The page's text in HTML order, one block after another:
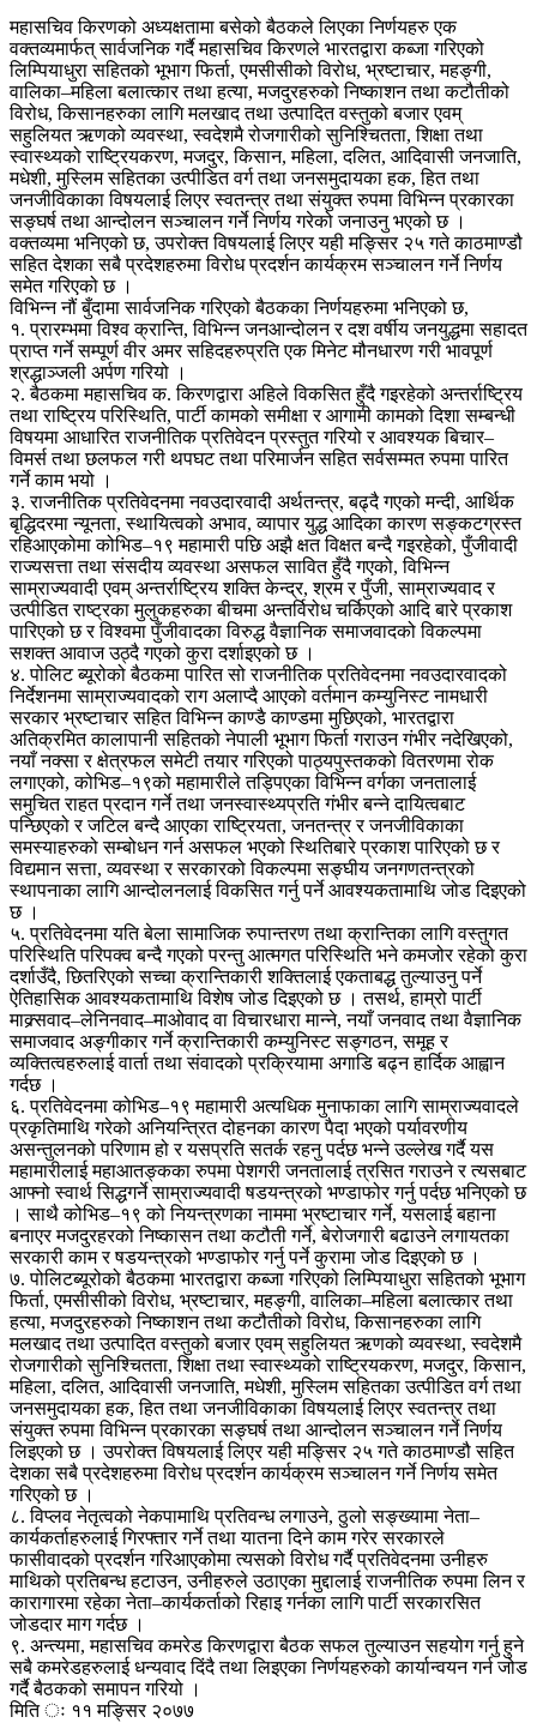
महासचिव किरणको अध्यक्षतामा बसेको बैठकले लिएका निर्णयहरु एक
वक्तव्यमार्फत् सार्वजनिक गर्दै महासचिव किरणले भारतद्वारा कब्जा गरिएको
लिम्पियाधुरा सहितको भूभाग फिर्ता, एमसीसीको विरोध, भ्रष्टाचार, महङ्गी,
वालिका–महिला बलात्कार तथा हत्या, मजदुरहरुको निष्काशन तथा कटौतीको
विरोध, किसानहरुका लागि मलखाद तथा उत्पादित वस्तुको बजार एवम्
सहुलियत ऋणको व्यवस्था, स्वदेशमै रोजगारीको सुनिश्चितता, शिक्षा तथा
स्वास्थ्यको राष्ट्रियकरण, मजदुर, किसान, महिला, दलित, आदिवासी जनजाति,
मधेशी, मुस्लिम सहितका उत्पीडित वर्ग तथा जनसमुदायका हक, हित तथा
जनजीविकाका विषयलाई लिएर स्वतन्त्र तथा संयुक्त रुपमा विभिन्न प्रकारका
सङ्घर्ष तथा आन्दोलन सञ्चालन गर्ने निर्णय गरेको जनाउनु भएको छ ।
वक्तव्यमा भनिएको छ, उपरोक्त विषयलाई लिएर यही मङ्सिर २५ गते काठमाण्डौ
सहित देशका सबै प्रदेशहरुमा विरोध प्रदर्शन कार्यक्रम सञ्चालन गर्ने निर्णय
समेत गरिएको छ ।
विभिन्न नौं बुँदामा सार्वजनिक गरिएको बैठकका निर्णयहरुमा भनिएको छ,
१. प्रारम्भमा विश्व क्रान्ति, विभिन्न जनआन्दोलन र दश वर्षीय जनयुद्धमा सहादत
प्राप्त गर्ने सम्पूर्ण वीर अमर सहिदहरुप्रति एक मिनेट मौनधारण गरी भावपूर्ण
श्रद्धाञ्जली अर्पण गरियो ।
२. बैठकमा महासचिव क. किरणद्वारा अहिले विकसित हुँदै गइरहेको अन्तर्राष्ट्रिय
तथा राष्ट्रिय परिस्थिति, पार्टी कामको समीक्षा र आगामी कामको दिशा सम्बन्धी
विषयमा आधारित राजनीतिक प्रतिवेदन प्रस्तुत गरियो र आवश्यक बिचार–
विमर्स तथा छलफल गरी थपघट तथा परिमार्जन सहित सर्वसम्मत रुपमा पारित
गर्ने काम भयो ।
३. राजनीतिक प्रतिवेदनमा नवउदारवादी अर्थतन्त्र, बढ्दै गएको मन्दी, आर्थिक
बृद्धिदरमा न्यूनता, स्थायित्वको अभाव, व्यापार युद्ध आदिका कारण सङ्कटग्रस्त
रहिआएकोमा कोभिड–१९ महामारी पछि अझै क्षत विक्षत बन्दै गइरहेको, पुँजीवादी
राज्यसत्ता तथा संसदीय व्यवस्था असफल सावित हुँदै गएको, विभिन्न
साम्राज्यवादी एवम् अन्तर्राष्ट्रिय शक्ति केन्द्र, श्रम र पुँजी, साम्राज्यवाद र
उत्पीडित राष्ट्रका मुलुकहरुका बीचमा अन्तर्विरोध चर्किएको आदि बारे प्रकाश
पारिएको छ र विश्वमा पुँजीवादका विरुद्ध वैज्ञानिक समाजवादको विकल्पमा
सशक्त आवाज उठ्दै गएको कुरा दर्शाइएको छ ।
४. पोलिट ब्यूरोको बैठकमा पारित सो राजनीतिक प्रतिवेदनमा नवउदारवादको
निर्देशनमा साम्राज्यवादको राग अलाप्दै आएको वर्तमान कम्युनिस्ट नामधारी
सरकार भ्रष्टाचार सहित विभिन्न काण्डै काण्डमा मुछिएको, भारतद्वारा
अतिक्रमित कालापानी सहितको नेपाली भूभाग फिर्ता गराउन गंभीर नदेखिएको,
नयाँ नक्सा र क्षेत्रफल समेटी तयार गरिएको पाठ्यपुस्तकको वितरणमा रोक
लगाएको, कोभिड–१९को महामारीले तड्पिएका विभिन्न वर्गका जनतालाई
समुचित राहत प्रदान गर्ने तथा जनस्वास्थ्यप्रति गंभीर बन्ने दायित्वबाट
पन्छिएको र जटिल बन्दै आएका राष्ट्रियता, जनतन्त्र र जनजीविकाका
समस्याहरुको सम्बोधन गर्न असफल भएको स्थितिबारे प्रकाश पारिएको छ र
विद्यमान सत्ता, व्यवस्था र सरकारको विकल्पमा सङ्घीय जनगणतन्त्रको
स्थापनाका लागि आन्दोलनलाई विकसित गर्नु पर्ने आवश्यकतामाथि जोड दिइएको
छ ।
५. प्रतिवेदनमा यति बेला सामाजिक रुपान्तरण तथा क्रान्तिका लागि वस्तुगत
परिस्थिति परिपक्व बन्दै गएको परन्तु आत्मगत परिस्थिति भने कमजोर रहेको कुरा
दर्शाउँदै, छितरिएको सच्चा क्रान्तिकारी शक्तिलाई एकताबद्ध तुल्याउनु पर्ने
ऐतिहासिक आवश्यकतामाथि विशेष जोड दिइएको छ । तसर्थ, हाम्रो पार्टी
माक्र्सवाद–लेनिनवाद–माओवाद वा विचारधारा मान्ने, नयाँ जनवाद तथा वैज्ञानिक
समाजवाद अङ्गीकार गर्ने क्रान्तिकारी कम्युनिस्ट सङ्गठन, समूह र
व्यक्तित्वहरुलाई वार्ता तथा संवादको प्रक्रियामा अगाडि बढ्न हार्दिक आह्वान
गर्दछ ।
६. प्रतिवेदनमा कोभिड–१९ महामारी अत्यधिक मुनाफाका लागि साम्राज्यवादले
प्रकृतिमाथि गरेको अनियन्त्रित दोहनका कारण पैदा भएको पर्यावरणीय
असन्तुलनको परिणाम हो र यसप्रति सतर्क रहनु पर्दछ भन्ने उल्लेख गर्दै यस
महामारीलाई महाआतङ्कका रुपमा पेशगरी जनतालाई त्रसित गराउने र त्यसबाट
आफ्नो स्वार्थ सिद्धगर्ने साम्राज्यवादी षडयन्त्रको भण्डाफोर गर्नु पर्दछ भनिएको छ
। साथै कोभिड–१९ को नियन्त्रणका नाममा भ्रष्टाचार गर्ने, यसलाई बहाना
बनाएर मजदुरहरको निष्कासन तथा कटौती गर्ने, बेरोजगारी बढाउने लगायतका
सरकारी काम र षडयन्त्रको भण्डाफोर गर्नु पर्ने कुरामा जोड दिइएको छ ।
७. पोलिटब्यूरोको बैठकमा भारतद्वारा कब्जा गरिएको लिम्पियाधुरा सहितको भूभाग
फिर्ता, एमसीसीको विरोध, भ्रष्टाचार, महङ्गी, वालिका–महिला बलात्कार तथा
हत्या, मजदुरहरुको निष्काशन तथा कटौतीको विरोध, किसानहरुका लागि
मलखाद तथा उत्पादित वस्तुको बजार एवम् सहुलियत ऋणको व्यवस्था, स्वदेशमै
रोजगारीको सुनिश्चितता, शिक्षा तथा स्वास्थ्यको राष्ट्रियकरण, मजदुर, किसान,
महिला, दलित, आदिवासी जनजाति, मधेशी, मुस्लिम सहितका उत्पीडित वर्ग तथा
जनसमुदायका हक, हित तथा जनजीविकाका विषयलाई लिएर स्वतन्त्र तथा
संयुक्त रुपमा विभिन्न प्रकारका सङ्घर्ष तथा आन्दोलन सञ्चालन गर्ने निर्णय
लिइएको छ । उपरोक्त विषयलाई लिएर यही मङ्सिर २५ गते काठमाण्डौ सहित
देशका सबै प्रदेशहरुमा विरोध प्रदर्शन कार्यक्रम सञ्चालन गर्ने निर्णय समेत
गरिएको छ ।
८. विप्लव नेतृत्वको नेकपामाथि प्रतिवन्ध लगाउने, ठुलो सङ्ख्यामा नेता–
कार्यकर्ताहरुलाई गिरफ्तार गर्ने तथा यातना दिने काम गरेर सरकारले
फासीवादको प्रदर्शन गरिआएकोमा त्यसको विरोध गर्दै प्रतिवेदनमा उनीहरु
माथिको प्रतिबन्ध हटाउन, उनीहरुले उठाएका मुद्दालाई राजनीतिक रुपमा लिन र
कारागारमा रहेका नेता–कार्यकर्ताको रिहाइ गर्नका लागि पार्टी सरकारसित
जोडदार माग गर्दछ ।
९. अन्त्यमा, महासचिव कमरेड किरणद्वारा बैठक सफल तुल्याउन सहयोग गर्नु हुने
सबै कमरेडहरुलाई धन्यवाद दिंदै तथा लिइएका निर्णयहरुको कार्यान्वयन गर्न जोड
गर्दै बैठकको समापन गरियो ।
मिति ः ११ मङ्सिर २०७७